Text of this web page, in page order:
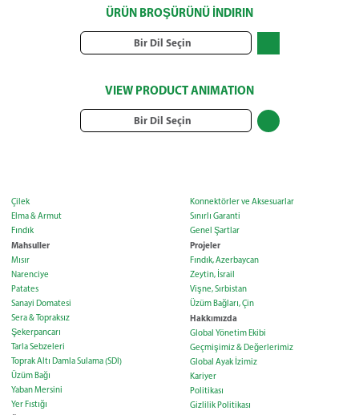
ÜRÜN BROŞÜRÜNÜ İNDIRIN
Bir Dil Seçin
VIEW PRODUCT ANIMATION
Bir Dil Seçin
Çilek
Elma & Armut
Fındık
Mahsuller
Mısır
Narenciye
Patates
Sanayi Domatesi
Sera & Topraksız
Şekerpancarı
Tarla Sebzeleri
Toprak Altı Damla Sulama (SDI)
Üzüm Bağı
Yaban Mersini
Yer Fıstığı
Konnektörler ve Aksesuarlar
Sınırlı Garanti
Genel Şartlar
Projeler
Fındık, Azerbaycan
Zeytin, İsrail
Vişne, Sırbistan
Üzüm Bağları, Çin
Hakkımızda
Global Yönetim Ekibi
Geçmişimiz & Değerlerimiz
Global Ayak İzimiz
Kariyer
Politikası
Gizlilik Politikası